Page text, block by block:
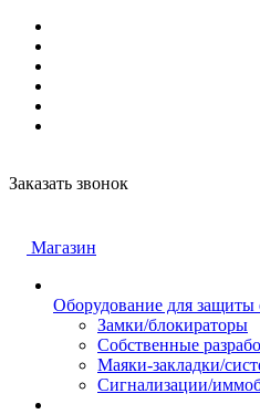
Заказать звонок
Магазин
Оборудование для защиты
Замки/блокираторы
Собственные
Маяки-закладки/
Сигнализации/